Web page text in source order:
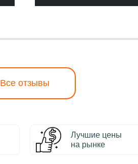
Все отзывы
Лучшие цены
на рынке